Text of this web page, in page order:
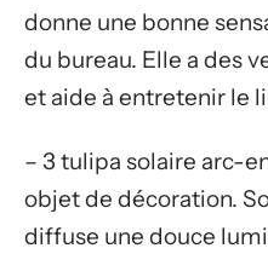
donne une bonne
du bureau. Elle a des
et aide à entretenir le
– 3 tulipa solaire arc-
objet de décoration.
diffuse une douce